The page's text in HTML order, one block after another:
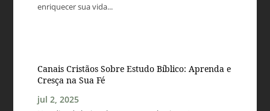
enriquecer sua vida...
Canais Cristãos Sobre Estudo Bíblico: Aprenda e
Cresça na Sua Fé
jul 2, 2025